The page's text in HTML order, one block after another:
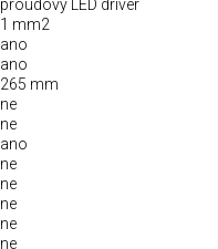
proudový LED driver
1 mm2
ano
ano
265 mm
ne
ne
ano
ne
ne
ne
ne
ne